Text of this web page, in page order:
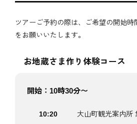
ツアーご予約の際は、ご希望の開始時
をお願いいたします。
お地蔵さま作り体験コース
開始：10時30分〜
10:20 大山町観光案内所